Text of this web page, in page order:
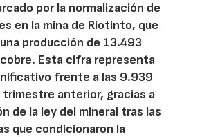
por la normalización de
en la mina de Riotinto, que
producción de 13.493
Esta cifra representa
frente a las 9.939
anterior, gracias a
de la ley del mineral tras las
que condicionaron la